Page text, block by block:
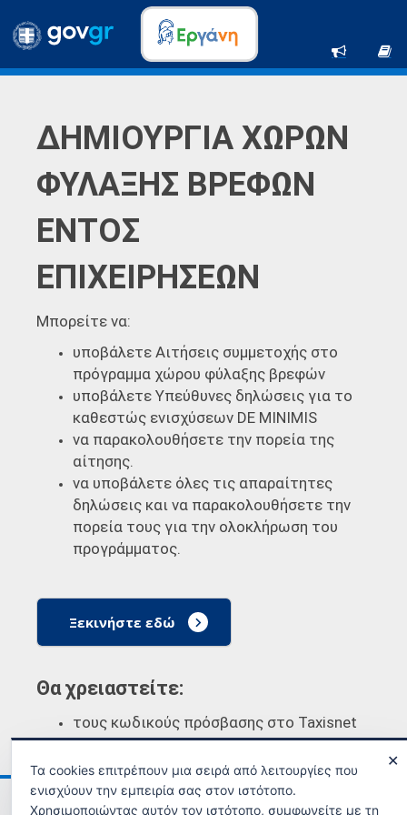
ΔΗΜΙΟΥΡΓΙΑ ΧΩΡΩΝ
ΦΥΛΑΞΗΣ ΒΡΕΦΩΝ
ΕΝΤΟΣ
ΕΠΙΧΕΙΡΗΣΕΩΝ
Μπορείτε να:
υποβάλετε Αιτήσεις συμμετοχής στο
πρόγραμμα χώρου φύλαξης βρεφών
υποβάλετε Υπεύθυνες δηλώσεις για το
καθεστώς ενισχύσεων DE MINIMIS
να παρακολουθήσετε την πορεία της
αίτησης.
να υποβάλετε όλες τις απαραίτητες
δηλώσεις και να παρακολουθήσετε την
πορεία τους για την ολοκλήρωση του
προγράμματος.
Ξεκινήστε εδώ
Θα χρειαστείτε:
τους κωδικούς πρόσβασης στο Taxisnet
Ανακοινώσεις Όροι χρήσης
✕
Τα cookies επιτρέπουν μια σειρά από λειτουργίες που
ενισχύουν την εμπειρία σας στον ιστότοπο.
Χρησιμοποιώντας αυτόν τον ιστότοπο, συμφωνείτε με τη